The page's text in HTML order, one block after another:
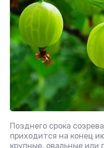
Позднего срока
приходится на конец
крупные, овальные или